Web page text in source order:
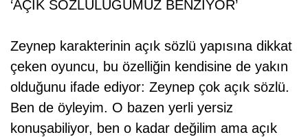
‘AÇIK SÖZLÜLÜĞÜMÜZ BENZİYOR’
Zeynep karakterinin açık sözlü yapısına dikkat
çeken oyuncu, bu özelliğin kendisine de yakın
olduğunu ifade ediyor: Zeynep çok açık sözlü.
Ben de öyleyim. O bazen yerli yersiz
konuşabiliyor, ben o kadar değilim ama açık